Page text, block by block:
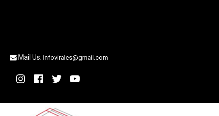
Mail Us: Infovirales@gmail.com